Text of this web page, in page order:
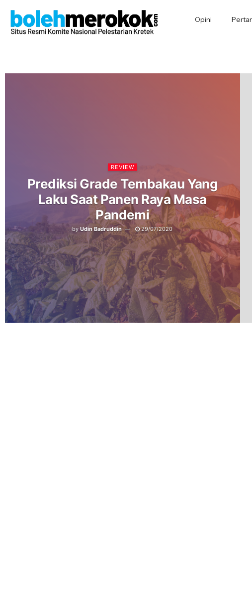
Opini
REVIEW
Prediksi Grade Tembakau Yang
Laku Saat Panen Raya Masa
Pandemi
by Udin Badruddin 29/07/2020